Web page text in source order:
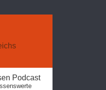
Podcast